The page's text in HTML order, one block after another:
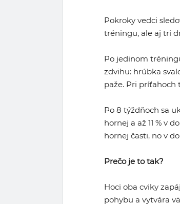
Pokroky vedci
tréningu, ale aj tri
Po jedinom
zdvihu: hrúbka
paže. Pri príťahoch
Po 8 týždňoch sa
hornej a až 11 % v
hornej časti, no v
Prečo je to tak?
Hoci oba cviky
pohybu a vytvára